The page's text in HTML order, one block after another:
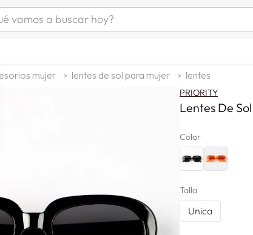
a buscar hoy?
celulares
terrex
spiderman
mujer lentes de sol para mujer lentes
PRIORITY
Lentes De
Color
Talla
Unica